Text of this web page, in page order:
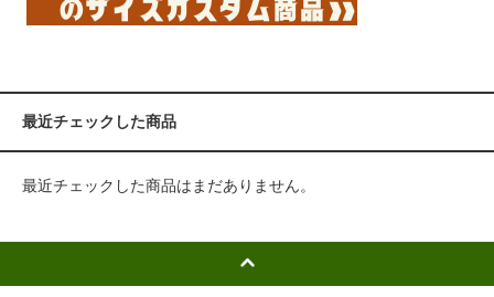
最近チェックした商品
最近チェックした商品はまだありません。